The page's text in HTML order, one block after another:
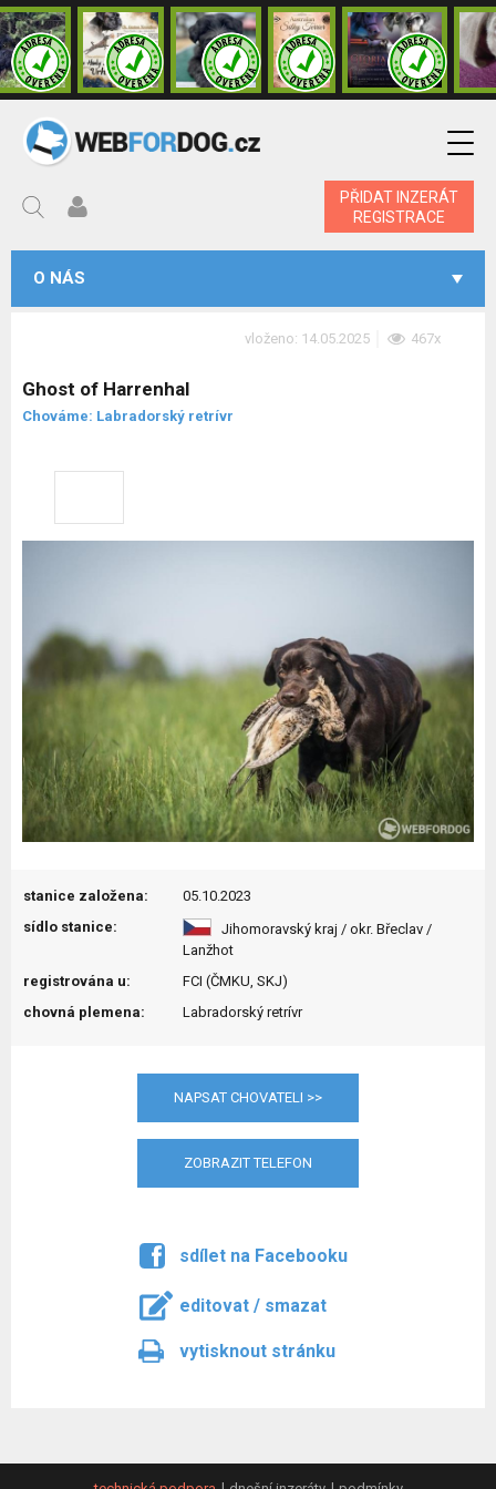
PŘIDAT INZERÁT
REGISTRACE
O NÁS
vloženo: 14.05.2025 467x
Ghost of Harrenhal
Chováme: Labradorský retrívr
stanice založena:
05.10.2023
sídlo stanice:
Jihomoravský kraj / okr. Břeclav /
Lanžhot
registrována u:
FCI (ČMKU, SKJ)
chovná plemena:
Labradorský retrívr
NAPSAT CHOVATELI >>
ZOBRAZIT TELEFON
sdílet na Facebooku
editovat / smazat
vytisknout stránku